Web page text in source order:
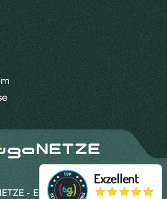
- Eine Marke der Thüga